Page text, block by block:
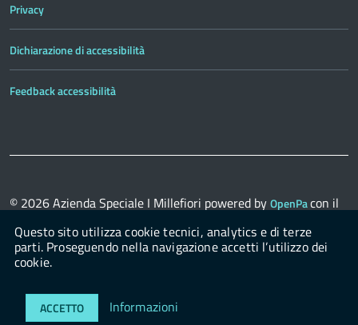
Privacy
Dichiarazione di accessibilità
Feedback accessibilità
© 2026Azienda Speciale I Millefiori powered byOpenPacon il
Questo sito utilizza cookie tecnici, analytics e di terze
parti. Proseguendo nella navigazione accetti l’utilizzo dei
cookie.
ACCETTO Informazioni